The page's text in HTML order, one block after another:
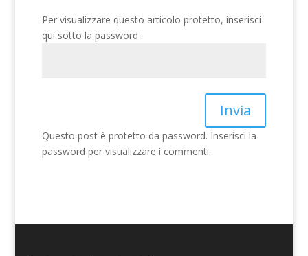
Per visualizzare questo articolo protetto, inserisci
qui sotto la password :
Invia
Questo post è protetto da password. Inserisci la
password per visualizzare i commenti.